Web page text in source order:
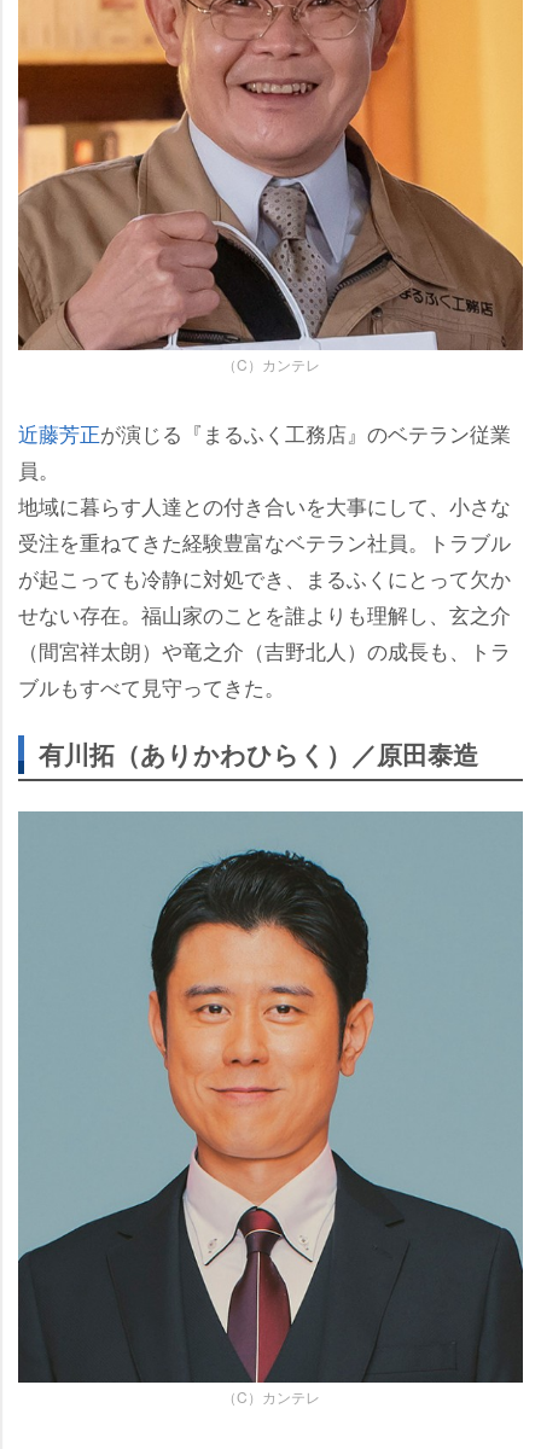
（C）カンテレ
近藤芳正が演じる『まるふく工務店』のベテラン従業
員。
地域に暮らす人達との付き合いを大事にして、小さな
受注を重ねてきた経験豊富なベテラン社員。トラブル
が起こっても冷静に対処でき、まるふくにとって欠か
せない存在。福山家のことを誰よりも理解し、玄之介
（間宮祥太朗）や竜之介（吉野北人）の成長も、トラ
ブルもすべて見守ってきた。
有川拓（ありかわひらく）／原田泰造
（C）カンテレ